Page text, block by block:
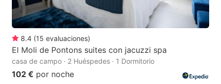
8.4 (15 evaluaciones)
El Moli de Pontons suites con jacuzzi spa
casa de campo · 2 Huéspedes · 1 Dormitorio
102 € por noche